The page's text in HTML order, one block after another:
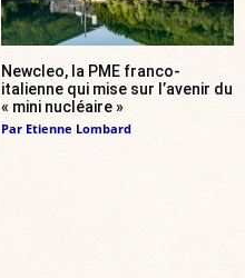
Newcleo, la PME franco-
italienne qui mise sur l’avenir du
« mini nucléaire »
Par Etienne Lombard